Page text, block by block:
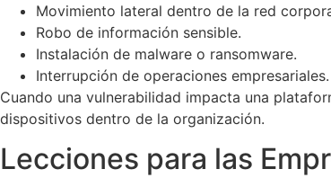
Movimiento lateral dentro de la red
Robo de información sensible.
Instalación de malware o ransomware.
Interrupción de operaciones empresariales.
Cuando una vulnerabilidad impacta una
dispositivos dentro de la organización.
Lecciones para las